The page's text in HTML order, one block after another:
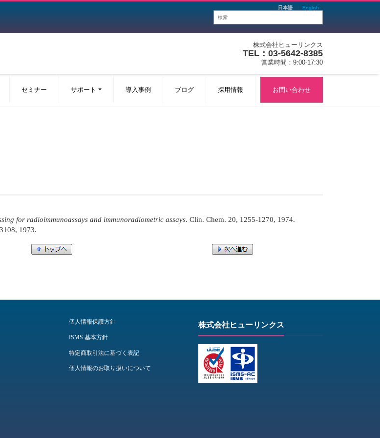
日本語 English
株式会社ヒューリンクス
TEL：03-5642-8385
営業時間：9:00-17:30
セミナー サポート 導入事例 ブログ 採用情報 お問い合わせ
for radioimmunoassays and immunoradiometric assays. Clin. Chem. 20, 1255-1270, 1974.
1973.
個人情報保護方針
ISMS 基本方針
特定商取引法に基づく表記
個人情報のお取り扱いについて
株式会社ヒューリンクス